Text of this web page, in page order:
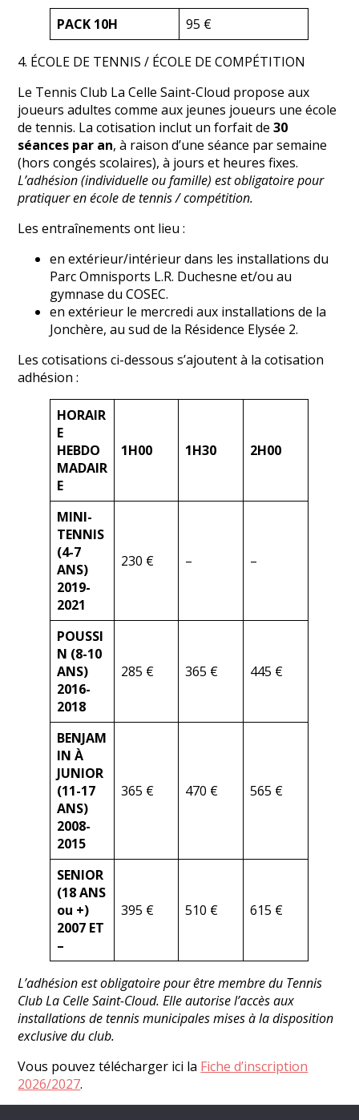
PACK 10H 95 €
4. ÉCOLE DE TENNIS / ÉCOLE DE COMPÉTITION
Le Tennis Club La Celle Saint-Cloud propose aux
joueurs adultes comme aux jeunes joueurs une école
de tennis. La cotisation inclut un forfait de30
séances par an, à raison d’une séance par semaine
(hors congés scolaires), à jours et heures fixes.
L’adhésion (individuelle ou famille) est obligatoire pour
pratiquer en école de tennis / compétition.
Les entraînements ont lieu :
en extérieur/intérieur dans les installations du
Parc Omnisports L.R. Duchesne et/ou au
gymnase du COSEC.
en extérieur le mercredi aux installations de la
Jonchère, au sud de la Résidence Elysée 2.
Les cotisations ci-dessous s’ajoutent à la cotisation
adhésion :
HORAIR
E
HEBDO
MADAIR
E
1H00 1H30 2H00
MINI-
TENNIS
(4-7
ANS)
2019-
2021
230 € – –
POUSSI
N (8-10
ANS)
2016-
2018
285 € 365 € 445 €
BENJAM
IN À
JUNIOR
(11-17
ANS)
2008-
2015
365 € 470 € 565 €
SENIOR
(18 ANS
ou +)
2007 ET
–
395 € 510 € 615 €
L’adhésion est obligatoire pour être membre du Tennis
Club La Celle Saint-Cloud. Elle autorise l’accès aux
installations de tennis municipales mises à la disposition
exclusive du club.
Vous pouvez télécharger ici la Fiche d’inscription
2026/2027.